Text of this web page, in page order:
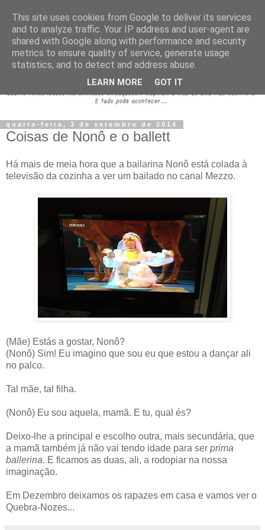
quarta-feira, 3 de setembro de 2014
Coisas de Nonô e o ballett
Há mais de meia hora que a bailarina Nonô está colada à
televisão da cozinha a ver um bailado no canal Mezzo.
(Mãe) Estás a gostar, Nonô?
(Nonô) Sim! Eu imagino que sou eu que estou a dançar ali
no palco.
Tal mãe, tal filha.
(Nonô) Eu sou aquela, mamã. E tu, qual és?
Deixo-lhe a principal e escolho outra, mais secundária, que
a mamã também já não vai tendo idade para ser prima
ballerina. E ficamos as duas, ali, a rodopiar na nossa
imaginação.
Em Dezembro deixamos os rapazes em casa e vamos ver o
Quebra-Nozes...
This site uses cookies from Google to deliver its services
and to analyze traffic. Your IP address and user-agent are
shared with Google along with performance and security
metrics to ensure quality of service, generate usage
statistics, and to detect and address abuse.
LEARN MORE GOT IT